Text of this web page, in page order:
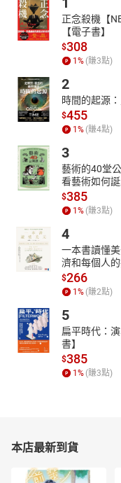
07維摩經生活-07
08維摩經生活-08
09維摩經生活-09
10維摩經生活-10
11維摩經生活-11
12維摩經生活-12
正念殺機【
【電子書】
$308
1 % (賺3點)
2
時間的起源
$455
1 % (賺4點)
3
藝術的40堂
看藝術如何
$385
1 % (賺3點)
4
一本書讀懂
濟和每個人的
$266
1 % (賺2點)
5
扁平時代：
書】
$385
1 % (賺3點)
本店最新到貨